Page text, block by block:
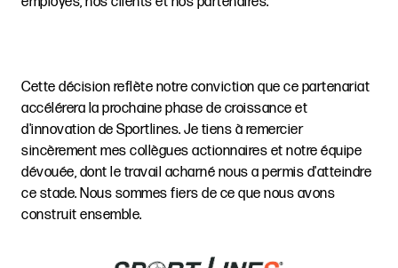
Cette décision reflète notre conviction que ce partenariat
accélérera la prochaine phase de croissance et
d'innovation de Sportlines. Je tiens à remercier
sincèrement mes collègues actionnaires et notre équipe
dévouée, dont le travail acharné nous a permis d'atteindre
ce stade. Nous sommes fiers de ce que nous avons
construit ensemble.